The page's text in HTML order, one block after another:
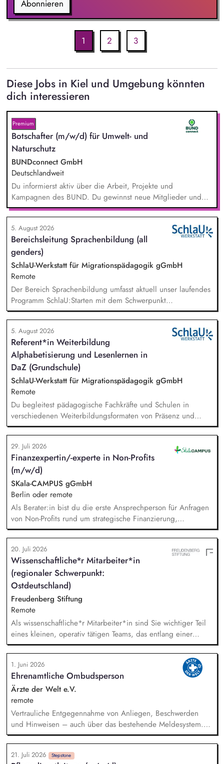
Abonnieren
1 2 3
Diese Jobs in Kiel und Umgebung könnten
dich interessieren
Premium
Botschafter (m/w/d) für Umwelt- und
Naturschutz
BUNDconnect GmbH
Deutschlandweit
Du informierst aktiv über die Arbeit, Projekte und
Kampagnen des BUND. Du gewinnst neue Mitglieder und
stärkst damit langfristig den Umwelt- und Naturschutz. Du
beantwortest Fragen zu Umwelt-, Arten- und Klimaschutz nach
bestem Wissen und Gewissen. Du unterstützt Kampagnen
und Aktionen, beispielsweise durch das Sammeln von
Unterschriften für Petitionen.
5. August 2026
Bereichsleitung Sprachenbildung (all
genders)
SchlaU-Werkstatt für Migrationspädagogik gGmbH
Remote
Der Bereich Sprachenbildung umfasst aktuell unser laufendes
Programm SchlaU:Starten mit dem Schwerpunkt
"Alphabetisierung in DaZ für die Grundschule" sowie
zukünftig weitere auf Unterrichtsmaterial bezogene Projekte
mit den Schwerpunkten sprachensensibles und
rassismuskritisches Deutschlernen von der Grundschule bis in
die Berufliche Bildung. Der Bereich Sprachenbildung
entwickelt in seinen Projekten dazu zielgruppengerechte und
innovative Unterrichtsmaterialien und begleitet pädagogische
Fachkräfte mit daran angeschlossenen
Weiterbildungsangeboten online wie offline.
5. August 2026
Referent*in Weiterbildung
Alphabetisierung und Lesenlernen in
DaZ (Grundschule)
SchlaU-Werkstatt für Migrationspädagogik gGmbH
Remote
Du begleitest pädagogische Fachkräfte und Schulen in
verschiedenen Weiterbildungsformaten von Präsenz und
Online-Workshops bis hin zu pädogischen Tagen und erstellst
Online-Selbstlernkurse für unsere Plattform schlau-lernen.org.
Die inhaltlichen Schwerpunkte liegen dabei auf den
Bereichen Lesen lernen, Mehrsprachigkeitsbewusstsein und
Alphabetisierung in der Grundschule.
29. Juli 2026
Finanzexpertin/-experte in Non-Profits
(m/w/d)
SKala-CAMPUS gGmbH
Berlin oder remote
Als Berater:in bist du die erste Ansprechperson für Anfragen
von Non-Profits rund um strategische Finanzierung,
Finanzmanagement und Fundraising. Dabei entwickelst du
den gesamten Prozess von der Anfrage über
Angebotserstellung bis zur eigenverantwortlichen Umsetzung.
Auf Basis der jeweiligen Herausforderungen entwickelst du
passgenaue Beratungsprozesse und berätst Organisationen zu
zentralen Fragen ihrer finanziellen Steuerung und
strategischen Weiterentwicklung.
20. Juli 2026
Wissenschaftliche*r Mitarbeiter*in
(regionaler Schwerpunkt:
Ostdeutschland)
Freudenberg Stiftung
Remote
Als wissenschaftliche*r Mitarbeiter*in sind Sie wichtiger Teil
eines kleinen, operativ tätigen Teams, das entlang einer
klaren Programmatik langfristig soziale Innovation
implementiert. Sie unterstützen die Geschäftsführung bei der
Umsetzung der Stiftungsprogrammatik und entwickeln dabei
die Internationalisierungsstrategie der Stiftung weiter. Sie
übersetzen wissenschaftliche Erkenntnisse in
alltagsangebundene Handlungsansätze entlang unserer
Stiftungsprogrammatik.
1. Juni 2026
Ehrenamtliche Ombudsperson
Ärzte der Welt e.V.
remote
Vertrauliche Entgegennahme von Anliegen, Beschwerden
und Hinweisen – auch über das bestehende Meldesystem.
Vermittlung bei Konflikten und Unterstützung bei
Klärungsprozessen. Konzeption und Durchführung von
Schulungen und Sensibilisierungsformaten. Mitwirkung an der
21. Juli 2026 Stepstone